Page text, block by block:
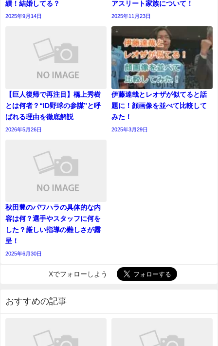
績！結婚してる？
2025年9月14日
アスリート家族について！
2025年11月23日
【巨人復帰で再注目】橋上秀樹
とは何者？“ID野球の参謀”と呼
ばれる理由を徹底解説
2026年5月26日
伊藤達哉とレオザが似てると話
題に！顔画像を並べて比較して
みた！
2025年3月29日
秋田豊のパワハラの具体的な内
容は何？選手やスタッフに何を
した？厳しい指導の難しさが露
呈！
2025年6月30日
Xでフォローしよう
おすすめの記事